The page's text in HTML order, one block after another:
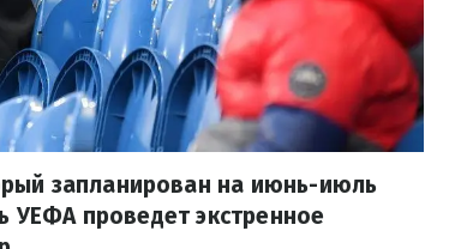
запланирован на июнь-июль
УЕФА проведет экстренное